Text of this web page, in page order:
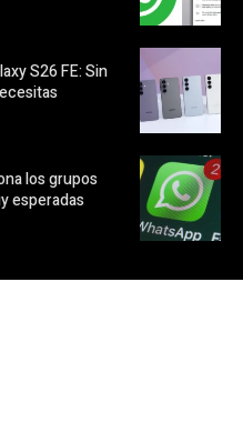
S26 FE: Sin
los grupos
esperadas